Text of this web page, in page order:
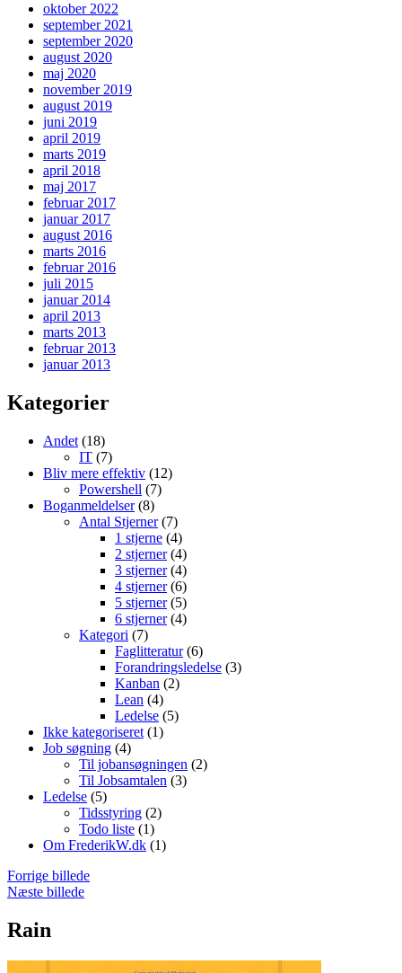
oktober 2022
september 2021
september 2020
august 2020
maj 2020
november 2019
august 2019
juni 2019
april 2019
marts 2019
april 2018
maj 2017
februar 2017
januar 2017
august 2016
marts 2016
februar 2016
juli 2015
januar 2014
april 2013
marts 2013
februar 2013
januar 2013
Kategorier
Andet (18)
IT (7)
Bliv mere effektiv (12)
Powershell (7)
Boganmeldelser(8)
Antal Stjerner(7)
1 stjerne (4)
2 stjerner(4)
3 stjerner(4)
4 stjerner(6)
5 stjerner(5)
6 stjerner(4)
Kategori (7)
Faglitteratur(6)
Forandringsledelse (3)
Kanban (2)
Lean (4)
Ledelse (5)
Ikke kategoriseret (1)
Job søgning (4)
Til jobansøgningen (2)
Til Jobsamtalen (3)
Ledelse (5)
Tidsstyring (2)
Todo liste (1)
Om FrederikW.dk (1)
Forrige billede
Næste billede
Rain